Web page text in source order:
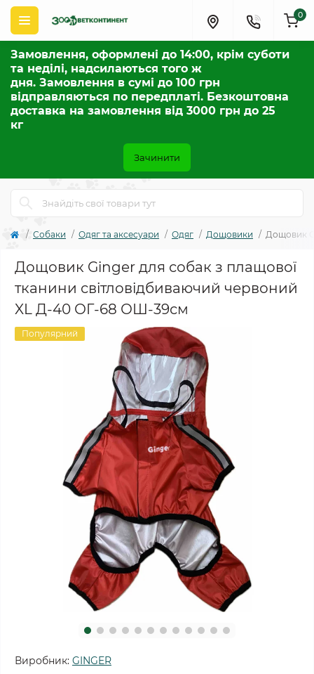
Замовлення, оформлені до 14:00, крім суботи
та неділі, надсилаються того ж
дня. Замовлення в сумі до 100 грн
відправляються по передплаті. Безкоштовна
доставка на замовлення від 3000 грн до 25
кг
Зачинити
0
Собаки Одяг та аксесуари Одяг Дощовики Дощовик
Дощовик Ginger для собак з плащової
тканини світловідбиваючий червоний
XL Д-40 ОГ-68 ОШ-39см
Популярний
Виробник: GINGER